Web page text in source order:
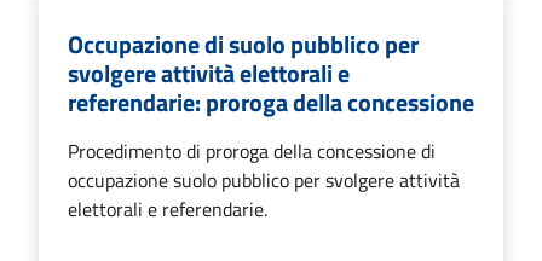
Occupazione di suolo pubblico per
svolgere attività elettorali e
referendarie: proroga della concessione
Procedimento di proroga della concessione di
occupazione suolo pubblico per svolgere attività
elettorali e referendarie.